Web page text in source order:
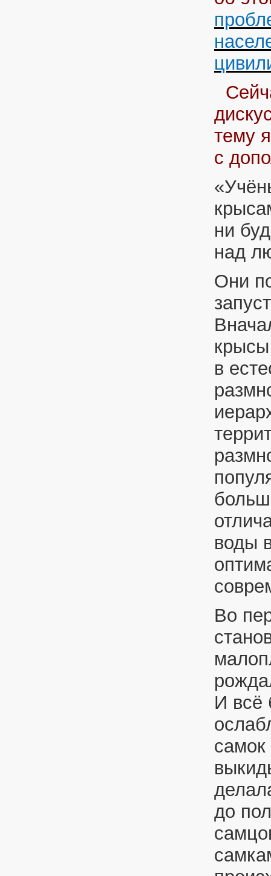
тему
с
ни
над
Они
в
воды
Во
И всё
самок
до